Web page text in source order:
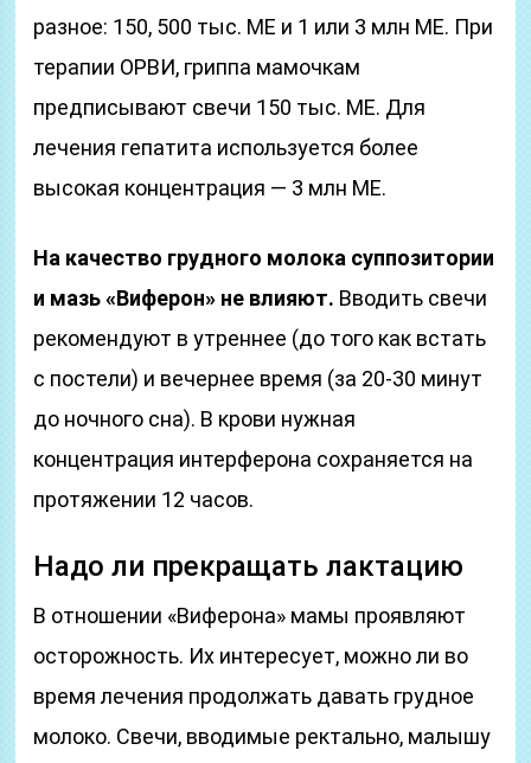
разное: 150, 500 тыс. ME и 1 или 3 млн ME. При
терапии ОРВИ, гриппа мамочкам
предписывают свечи 150 тыс. МЕ. Для
лечения гепатита используется более
высокая концентрация — 3 млн ME.
На качество грудного молока суппозитории
и мазь «Виферон» не влияют. Вводить свечи
рекомендуют в утреннее (до того как встать
с постели) и вечернее время (за 20-30 минут
до ночного сна). В крови нужная
концентрация интерферона сохраняется на
протяжении 12 часов.
Надо ли прекращать лактацию
В отношении «Виферона» мамы проявляют
осторожность. Их интересует, можно ли во
время лечения продолжать давать грудное
молоко. Свечи, вводимые ректально, малышу